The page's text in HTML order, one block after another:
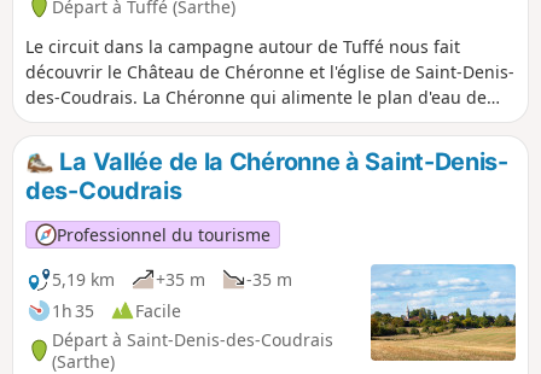
Départ à Tuffé (Sarthe)
Le circuit dans la campagne autour de Tuffé nous fait
découvrir le Château de Chéronne et l'église de Saint-Denis-
des-Coudrais. La Chéronne qui alimente le plan d'eau de
Tuffé coupe et recoupe plusieurs fois les chemins creux.
Circuit à faire de préférence à la bonne saison car les
chemins de terre sont assez mouillants.
La Vallée de la Chéronne à Saint-Denis-
des-Coudrais
Professionnel du tourisme
5,19 km
+35 m
-35 m
1h 35
Facile
Départ à Saint-Denis-des-Coudrais
(Sarthe)